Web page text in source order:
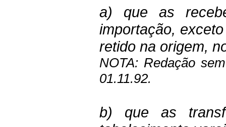
a) que as
importação,
retido na origem,
NOTA: Redação
01.11.92.
b) que as